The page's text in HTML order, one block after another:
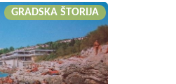
GRADSKA ŠTORIJA